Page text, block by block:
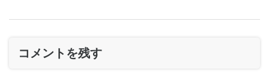
コメントを残す